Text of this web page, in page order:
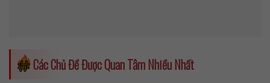
Các Chủ Đề Được Quan Tâm Nhiều Nhất